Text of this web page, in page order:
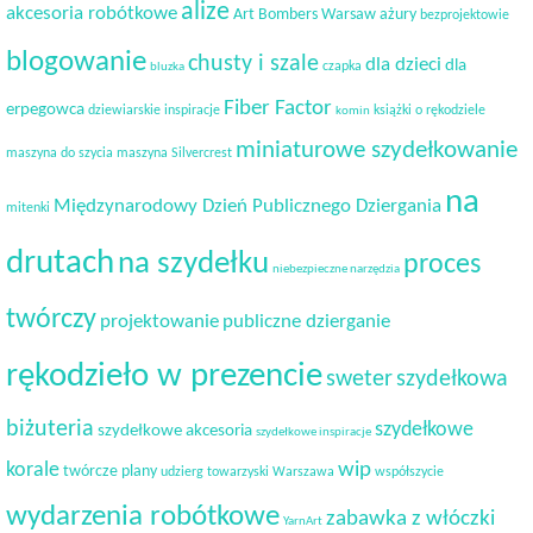
akcesoria robótkowe alize Art Bombers Warsaw ażury bezprojektowie
blogowanie bluzka chusty i szale czapka dla dzieci dla
erpegowca dziewiarskie inspiracje Fiber Factor komin książki o rękodziele
maszyna do szycia maszyna Silvercrest miniaturowe szydełkowanie
mitenki Międzynarodowy Dzień Publicznego Dziergania na
drutachna szydełku niebezpieczne narzędzia proces
twórczy projektowanie publiczne dzierganie
rękodzieło w prezenciesweterszydełkowa
biżuteria szydełkowe akcesoria szydełkowe inspiracje szydełkowe
korale twórcze plany udzierg towarzyski Warszawa wip współszycie
wydarzenia robótkowe YarnArt zabawka z włóczki